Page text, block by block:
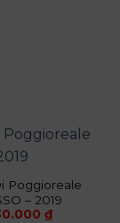
Poggioreale
– 2019
₫